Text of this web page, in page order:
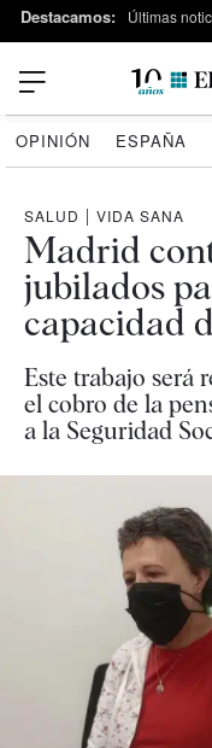
Destacamos: Últimas
OPINIÓN ESPAÑA
SALUD | VIDA SANA
Madrid
jubilados
capacidad
Este trabajo será
el cobro de la
a la Seguridad